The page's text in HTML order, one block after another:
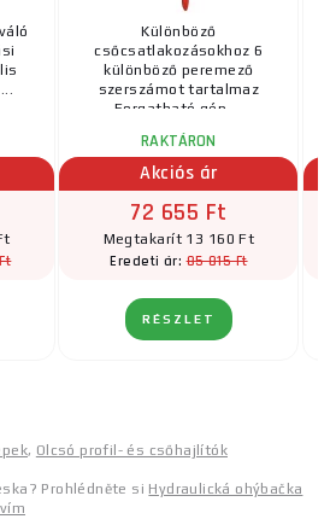
Különböző
csőcsatlakozásokhoz 6
különböző peremező
szerszámot tartalmaz
Forgatható gép ...
RAKTÁRON
Akciós ár
72 655 Ft
Megtakarít 13 160 Ft
Eredeti ár:85 815 Ft
RÉSZLET
, Olcsó profil- és csőhajlítók
Prohlédněte si Hydraulická ohýbačka